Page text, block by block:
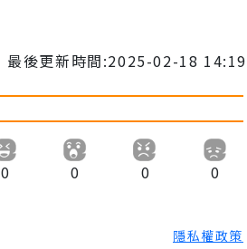
最後更新時間:2025-02-18 14:19
0 0 0 0
隱私權政策